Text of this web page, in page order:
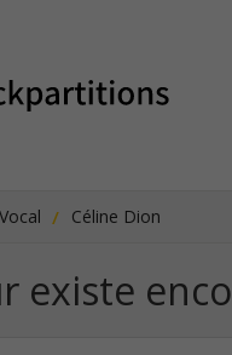
Céline Dion
existe